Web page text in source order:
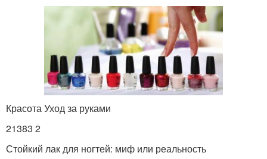
Красота Уход за руками
21383 2
Стойкий лак для ногтей: миф или реальность